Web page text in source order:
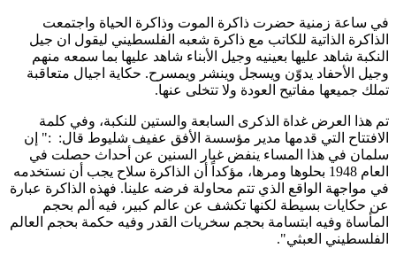
في ساعة زمنية حضرت ذاكرة الموت وذاكرة الحياة واجتمعت
الذاكرة الذاتية للكاتب مع ذاكرة شعبه الفلسطيني ليقول ان جيل
النكبة شاهد عليها بعينيه وجيل الأبناء شاهد عليها بما سمعه منهم
وجيل الأحفاد يدوّن ويسجل وينشر ويمسرح. حكاية اجيال متعاقبة
تملك جميعها مفاتيح العودة ولا تتخلى عنها.
تم هذا العرض غداة الذكرى السابعة والستين للنكبة، وفي كلمة
الافتتاح التي قدمها مدير مؤسسة الأفق عفيف شليوط قال: :" إن
سلمان في هذا المساء ينفض غبار السنين عن أحداث حصلت في
العام 1948 بحلوها ومرها، مؤكداً أن الذاكرة سلاح يجب أن نستخدمه
في مواجهة الواقع الذي تتم محاولة فرضه علينا. فهذه الذاكرة عبارة
عن حكايات بسيطة لكنها تكشف عن عالم كبير، فيه ألم بحجم
المأساة وفيه ابتسامة بحجم سخريات القدر وفيه حكمة بحجم العالم
الفلسطيني العبثي".